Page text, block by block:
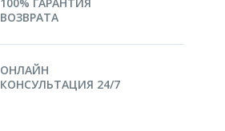
ВОЗВРАТА
ОНЛАЙН
КОНСУЛЬТАЦИЯ 24/7